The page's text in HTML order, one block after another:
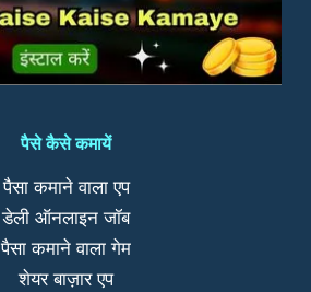
पैसे कैसे कमायें
पैसा कमाने वाला एप
डेली ऑनलाइन जॉब
पैसा कमाने वाला गेम
शेयर बाज़ार एप